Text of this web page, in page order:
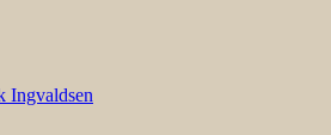
Ingvaldsen